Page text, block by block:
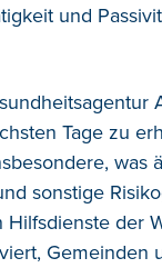
und
Tage zu
was
sonstige
Hilfsdienste der
Gemeinden